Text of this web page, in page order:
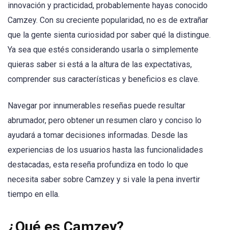
innovación y practicidad, probablemente hayas conocido
Camzey. Con su creciente popularidad, no es de extrañar
que la gente sienta curiosidad por saber qué la distingue.
Ya sea que estés considerando usarla o simplemente
quieras saber si está a la altura de las expectativas,
comprender sus características y beneficios es clave.
Navegar por innumerables reseñas puede resultar
abrumador, pero obtener un resumen claro y conciso lo
ayudará a tomar decisiones informadas. Desde las
experiencias de los usuarios hasta las funcionalidades
destacadas, esta reseña profundiza en todo lo que
necesita saber sobre Camzey y si vale la pena invertir
tiempo en ella.